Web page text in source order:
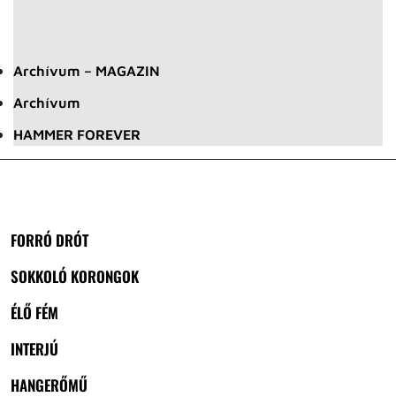
Archívum – MAGAZIN
Archívum
HAMMER FOREVER
FORRÓ DRÓT
SOKKOLÓ KORONGOK
ÉLŐ FÉM
INTERJÚ
HANGERŐMŰ